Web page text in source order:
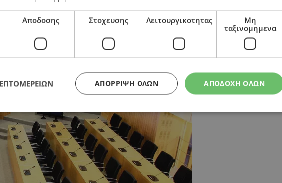
Αποδοσης Στοχευσης Λειτουργικοτητας
Μη
ταξινομημενα
ΑΠΟΔΟΧΗ ΟΛΩΝ
ΑΠΌΡΡΙΨΗ ΌΛΩΝ